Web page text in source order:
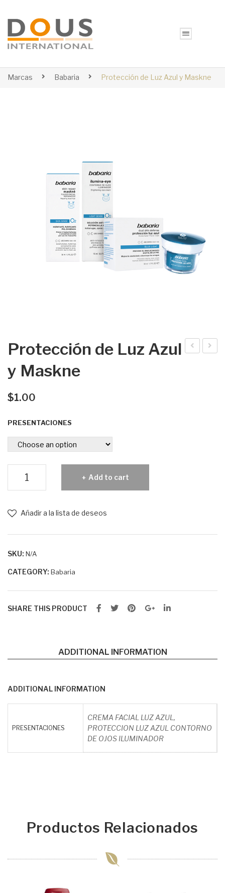
Marcas Babaria Protección de Luz Azul y Maskne
Protección de Luz Azul
y Maskne
$1.00
PRESENTACIONES
Azul
Maskne
quantity
Add to cart
Añadir a la lista de deseos
SKU: N/A
CATEGORY: Babaria
SHARE THIS PRODUCT
ADDITIONAL INFORMATION
ADDITIONAL INFORMATION
PRESENTACIONES
CREMA FACIAL LUZ AZUL,
PROTECCION LUZ AZUL CONTORNO
DE OJOS ILUMINADOR
Productos Relacionados